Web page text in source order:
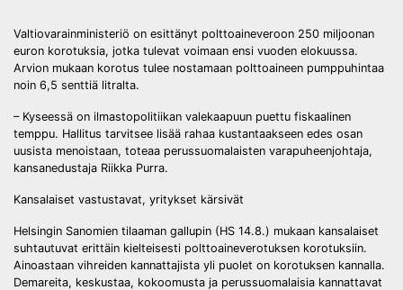
Valtiovarainministeriö on esittänyt polttoaineveroon 250 miljoonan
euron korotuksia, jotka tulevat voimaan ensi vuoden elokuussa.
Arvion mukaan korotus tulee nostamaan polttoaineen pumppuhintaa
noin 6,5 senttiä litralta.
– Kyseessä on ilmastopolitiikan valekaapuun puettu fiskaalinen
temppu. Hallitus tarvitsee lisää rahaa kustantaakseen edes osan
uusista menoistaan, toteaa perussuomalaisten varapuheenjohtaja,
kansanedustaja Riikka Purra.
Kansalaiset vastustavat, yritykset kärsivät
Helsingin Sanomien tilaaman gallupin (HS 14.8.) mukaan kansalaiset
suhtautuvat erittäin kielteisesti polttoaineverotuksen korotuksiin.
Ainoastaan vihreiden kannattajista yli puolet on korotuksen kannalla.
Demareita, keskustaa, kokoomusta ja perussuomalaisia kannattavat